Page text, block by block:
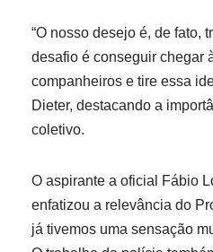
“O nosso desejo é, de fato,
desafio é conseguir chegar
companheiros e tire essa
Dieter, destacando a
coletivo.
O aspirante a oficial Fábio
enfatizou a relevância do
já tivemos uma sensação